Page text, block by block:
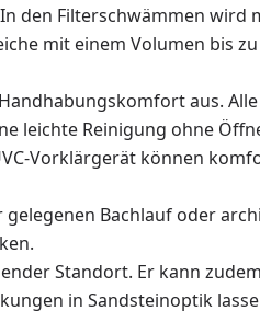
den Filterschwämmen wird
mit einem Volumen bis
aus.
leichte Reinigung ohne
Vorklärgerät können
Bachlauf oder
Standort. Er kann
in Sandsteinoptik